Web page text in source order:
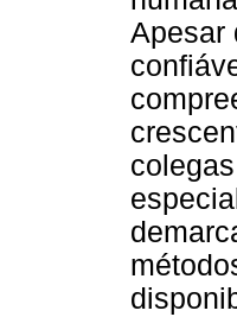
Apesar